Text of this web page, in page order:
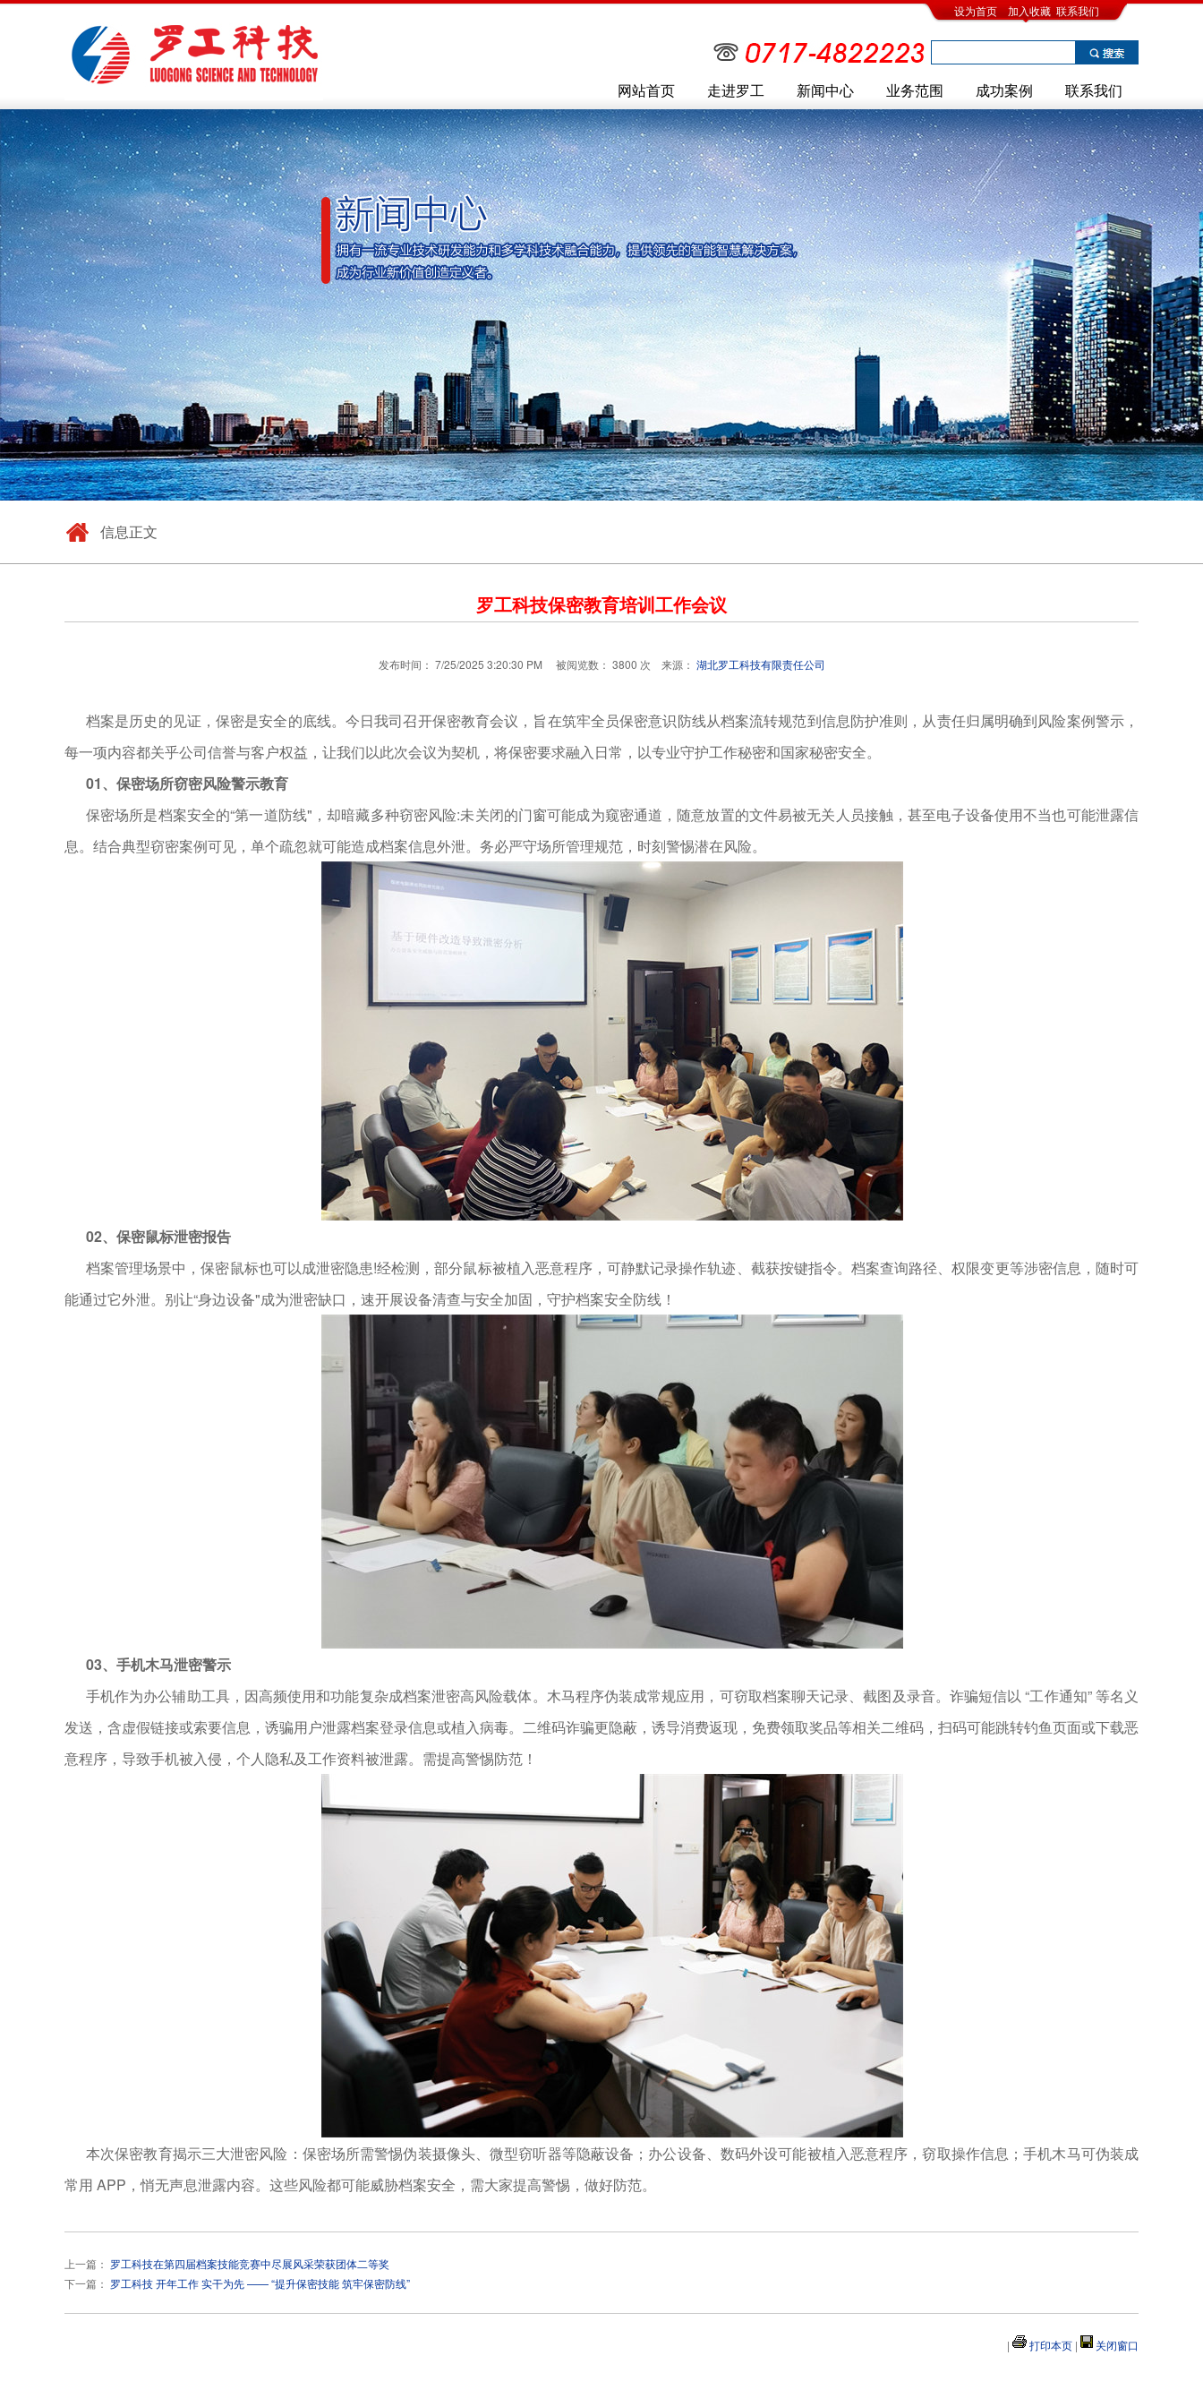
设为首页 加入收藏 联系我们
网站首页 走进罗工 新闻中心 业务范围 成功案例 联系我们
信息正文
罗工科技保密教育培训工作会议
发布时间： 7/25/2025 3:20:30 PM 被阅览数： 3800 次 来源： 湖北罗工科技有限责任公司
档案是历史的见证，保密是安全的底线。今日我司召开保密教育会议，旨在筑牢全员保密意识防线从档案流转规范到信息防护准则，从责任归属明确到风险案例警示，
每一项内容都关乎公司信誉与客户权益，让我们以此次会议为契机，将保密要求融入日常，以专业守护工作秘密和国家秘密安全。
01、 保密场所窃密风险警示教育
保密场所是档案安全的“第一道防线"，却暗藏多种窃密风险:未关闭的门窗可能成为窥密通道，随意放置的文件易被无关人员接触，甚至电子设备使用不当也可能泄露信
息。结合典型窃密案例可见，单个疏忽就可能造成档案信息外泄。务必严守场所管理规范，时刻警惕潜在风险。
02、 保密鼠标泄密报告
档案管理场景中，保密鼠标也可以成泄密隐患!经检测，部分鼠标被植入恶意程序，可静默记录操作轨迹、截获按键指令。档案查询路径、权限变更等涉密信息，随时可
能通过它外泄。别让“身边设备"成为泄密缺口，速开展设备清查与安全加固，守护档案安全防线！
03、 手机木马泄密警示
手机作为办公辅助工具，因高频使用和功能复杂成档案泄密高风险载体。木马程序伪装成常规应用，可窃取档案聊天记录、截图及录音。诈骗短信以 “工作通知” 等名义
发送，含虚假链接或索要信息，诱骗用户泄露档案登录信息或植入病毒。二维码诈骗更隐蔽，诱导消费返现，免费领取奖品等相关二维码，扫码可能跳转钓鱼页面或下载恶
意程序，导致手机被入侵，个人隐私及工作资料被泄露。需提高警惕防范！
本次保密教育揭示三大泄密风险：保密场所需警惕伪装摄像头、微型窃听器等隐蔽设备；办公设备、数码外设可能被植入恶意程序，窃取操作信息；手机木马可伪装成
常用 APP，悄无声息泄露内容。这些风险都可能威胁档案安全，需大家提高警惕，做好防范。
上一篇： 罗工科技在第四届档案技能竞赛中尽展风采荣获团体二等奖
下一篇： 罗工科技 开年工作 实干为先 —— “提升保密技能 筑牢保密防线”
| 打印本页 | 关闭窗口